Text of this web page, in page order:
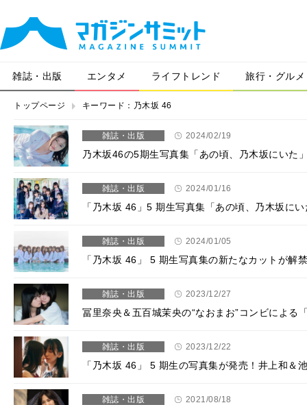
雑誌・出版 エンタメ ライフトレンド 旅行・グルメ
トップページ キーワード：乃木坂 46
雑誌・出版 2024/02/19
乃木坂46の5期生写真集「あの頃、乃木坂にい
雑誌・出版 2024/01/16
「乃⽊坂 46」5 期⽣写真集「あの頃、乃⽊坂に
雑誌・出版 2024/01/05
「乃⽊坂 46」 5 期⽣写真集の新たなカットが
雑誌・出版 2023/12/27
冨里奈央＆五百城茉央の“なおまお”コンビによ
雑誌・出版 2023/12/22
「乃⽊坂 46」 5 期⽣の写真集が発売！井上和＆
雑誌・出版 2021/08/18